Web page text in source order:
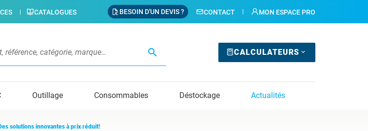
CATALOGUES BESOIN D'UN DEVIS ? CONTACT MON ESPACE PRO
search CALCULATEURS
Outillage Consommables Déstockage Actualités
solutions innovantes à prix réduit!